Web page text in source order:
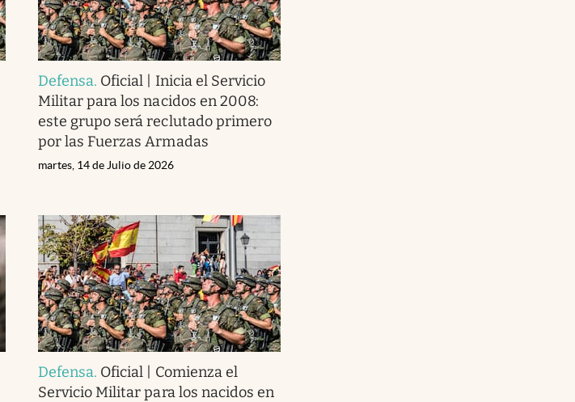
Defensa. Oficial | Inicia el Servicio
Militar para los nacidos en 2008:
este grupo será reclutado primero
por las Fuerzas Armadas
martes, 14 de Julio de 2026
Defensa. Oficial | Comienza el
Servicio Militar para los nacidos en